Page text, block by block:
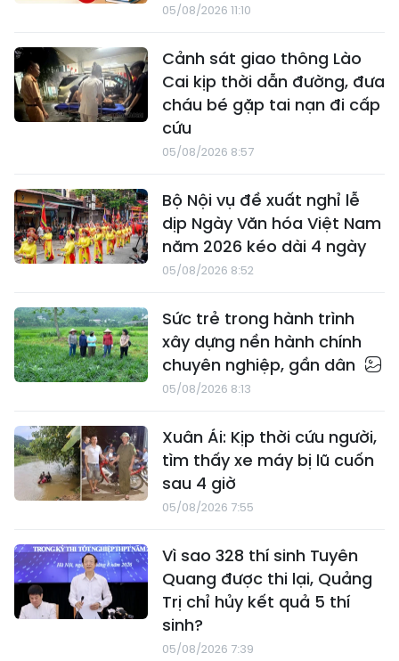
05/08/2026 11:10
Cảnh sát giao thông Lào
Cai kịp thời dẫn đường, đưa
cháu bé gặp tai nạn đi cấp
cứu
05/08/2026 8:57
Bộ Nội vụ đề xuất nghỉ lễ
dịp Ngày Văn hóa Việt Nam
năm 2026 kéo dài 4 ngày
05/08/2026 8:52
Sức trẻ trong hành trình
xây dựng nền hành chính
chuyên nghiệp, gần dân
05/08/2026 8:13
Xuân Ái: Kịp thời cứu người,
tìm thấy xe máy bị lũ cuốn
sau 4 giờ
05/08/2026 7:55
Vì sao 328 thí sinh Tuyên
Quang được thi lại, Quảng
Trị chỉ hủy kết quả 5 thí
sinh?
05/08/2026 7:39